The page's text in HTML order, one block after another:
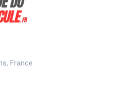
France